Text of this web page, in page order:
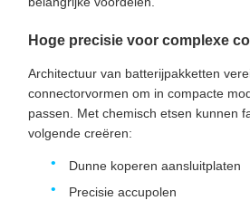
Hoge precisie voor complexe
Architectuur van batterijpakketten
connectorvormen om in compacte
passen. Met chemisch etsen kunnen
volgende creëren:
Dunne koperen aansluitplaten
Precisie accupolen